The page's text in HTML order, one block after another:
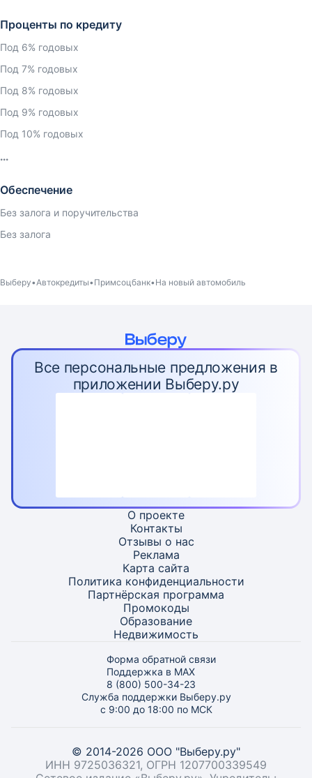
Проценты по кредиту
Под 6% годовых
Под 7% годовых
Под 8% годовых
Под 9% годовых
Под 10% годовых
Обеспечение
Без залога и поручительства
Без залога
Выберу Автокредиты Примсоцбанк На новый автомобиль
Все персональные предложения в
приложении Выберу.ру
О проекте
Контакты
Отзывы о нас
Реклама
Карта сайта
Политика конфиденциальности
Партнёрская программа
Промокоды
Образование
Недвижимость
Форма обратной связи
Поддержка в MAX
8 (800) 500-34-23
Служба поддержки Выберу.ру
с 9:00 до 18:00 по МСК
© 2014-2026 ООО "Выберу.ру"
ИНН 9725036321, ОГРН 1207700339549